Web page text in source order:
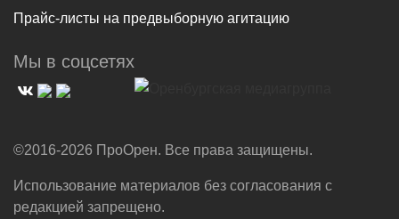
Прайс-листы на предвыборную агитацию
Мы в соцсетях
©2016-2026 ПроОрен. Все права защищены.
Использование материалов без согласования с
редакцией запрещено.